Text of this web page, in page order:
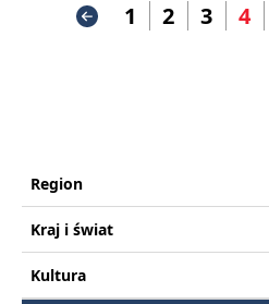
1 2 3 4
Region
Kraj i świat
Kultura